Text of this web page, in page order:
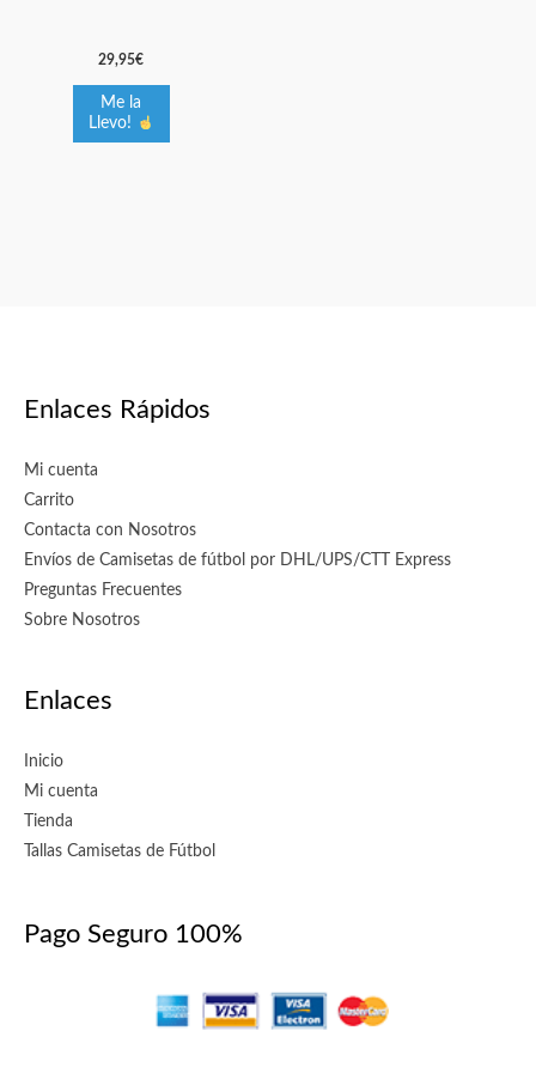
29,95€
Me la
Llevo!
se
pueden
elegir
Enlaces Rápidos
Mi cuenta
Carrito
Contacta con Nosotros
Envíos de Camisetas de fútbol por DHL/UPS/CTT Express
Preguntas Frecuentes
Sobre Nosotros
Enlaces
Inicio
Mi cuenta
Tienda
Tallas Camisetas de Fútbol
Pago Seguro 100%